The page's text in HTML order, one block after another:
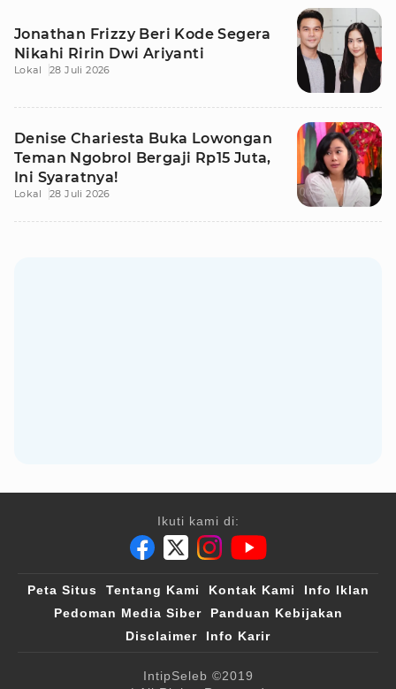
Jonathan Frizzy Beri Kode Segera
Nikahi Ririn Dwi Ariyanti
Lokal 28 Juli 2026
Denise Chariesta Buka Lowongan
Teman Ngobrol Bergaji Rp15 Juta,
Ini Syaratnya!
Lokal 28 Juli 2026
Ikuti kami di:
Peta Situs Tentang Kami Kontak Kami
Info Iklan
Pedoman Media Siber
Panduan Kebijakan
Disclaimer
Info Karir
IntipSeleb ©2019